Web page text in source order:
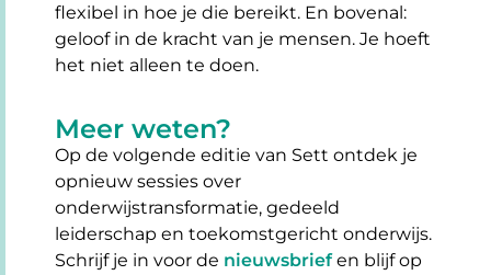
flexibel in hoe je die bereikt. En bovenal:
geloof in de kracht van je mensen. Je hoeft
het niet alleen te doen.
Meer weten?
Op de volgende editie van Sett ontdek je
opnieuw sessies over
onderwijstransformatie, gedeeld
leiderschap en toekomstgericht onderwijs.
Schrijf je in voor de nieuwsbriefen blijf op